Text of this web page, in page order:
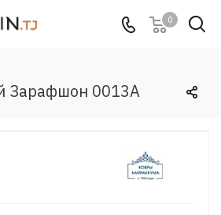
0
Зарафшон 0013A